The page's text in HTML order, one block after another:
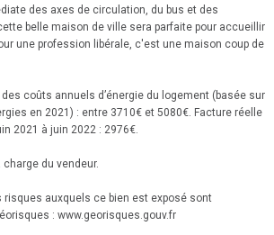
des axes de circulation, du bus et des
belle maison de ville sera parfaite pour accueillir
une profession libérale, c'est une maison coup de
des coûts annuels d’énergie du logement (basée sur
en 2021) : entre 3710€ et 5080€. Facture réelle
2021 à juin 2022 : 2976€.
du vendeur.
auxquels ce bien est exposé sont
: www.georisques.gouv.fr